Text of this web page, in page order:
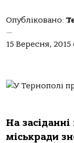
Опубліковано:
—
15 Вересня, 2015
На
міськради